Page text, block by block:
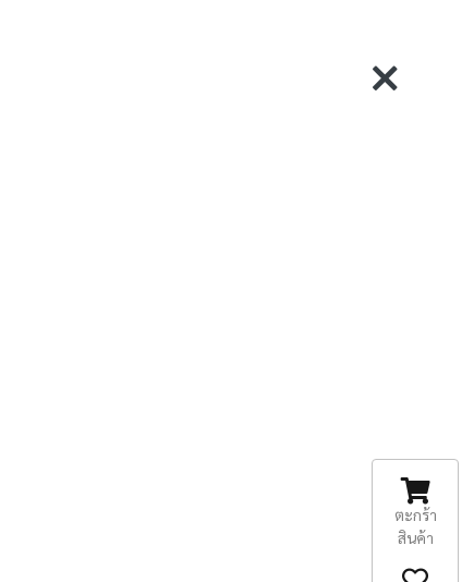
ตะกร้า
สินค้า